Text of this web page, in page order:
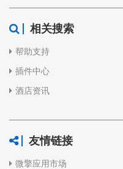
相关搜索
帮助支持
插件中心
酒店资讯
友情链接
微擎应用市场